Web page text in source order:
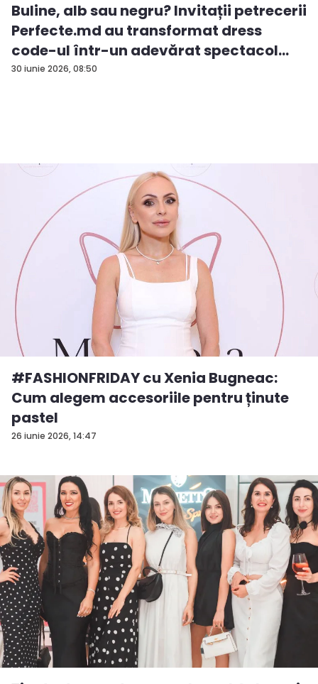
30 iunie 2026, 08:50
Buline, alb sau negru? Invitații petrecerii
Perfecte.md au transformat dress
code-ul într-un adevărat spectacol
de...
26 iunie 2026, 14:47
#FASHIONFRIDAY cu Xenia Bugneac:
Cum alegem accesoriile pentru ținute
pastel